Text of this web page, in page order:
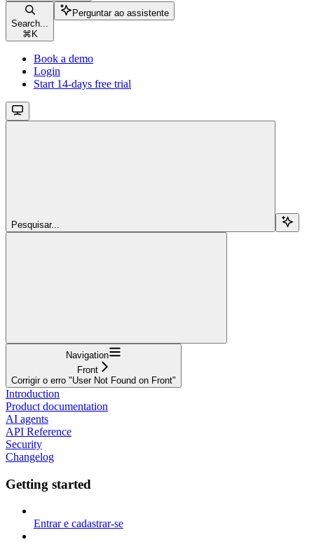
Search...
⌘ K
Perguntar ao assistente
Book a demo
Login
Start 14-days free trial
Pesquisar...
Navigation
Front
Corrigir o erro "User Not Found on Front"
Introduction
Product documentation
AI agents
API Reference
Security
Changelog
Getting started
Entrar e cadastrar-se